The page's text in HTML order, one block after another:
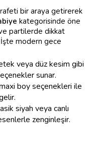
bir araya getirerek
kategorisinde öne
partilerde dikkat
modern gece
veya düz kesim gibi
sunar.
boy seçenekleri ile
siyah veya canlı
zenginleşir.